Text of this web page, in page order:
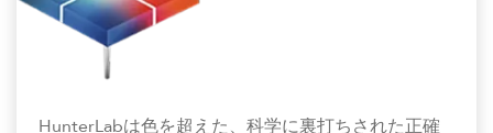
HunterLabは色を超えた、科学に裏打ちされた正確